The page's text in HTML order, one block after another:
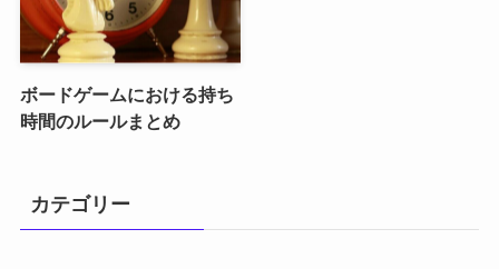
ボードゲームにおける持ち
時間のルールまとめ
カテゴリー